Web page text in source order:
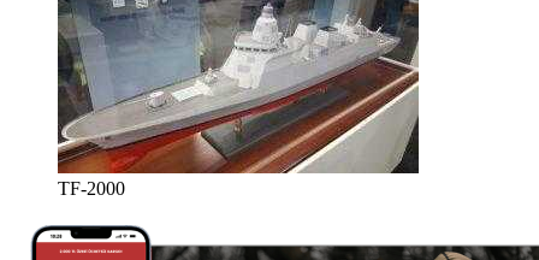
TF-2000